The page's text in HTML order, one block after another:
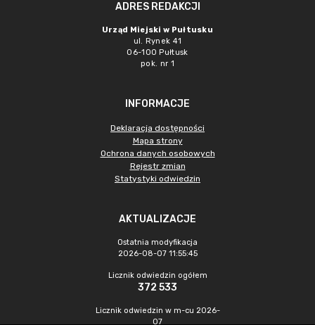
ADRES REDAKCJI
Urząd Miejski w Pułtusku
ul. Rynek 41
06-100 Pułtusk
pok. nr 1
INFORMACJE
Deklaracja dostępności
Mapa strony
Ochrona danych osobowych
Rejestr zmian
Statystyki odwiedzin
AKTUALIZACJE
Ostatnia modyfikacja
2026-08-07 11:55:45
Licznik odwiedzin ogółem
372 533
Licznik odwiedzin w m-cu 2026-
07